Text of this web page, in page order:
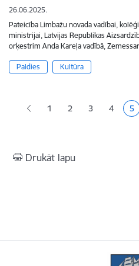
26.06.2025.
Pateicība Limbažu novada vadībai,
ministrijai, Latvijas Republikas
orķestrim Anda Kareļa vadībā,
Paldies Kultūra
1 Lapa
2 Lapa
3 Lapa
4 5
Drukāt lapu